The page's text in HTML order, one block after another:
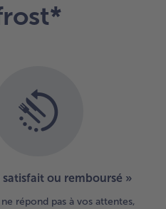
satisfait ou remboursé »
répond pas à vos attentes,